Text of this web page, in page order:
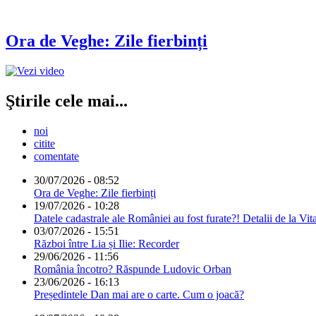
Ora de Veghe: Zile fierbinți
Ştirile cele mai...
noi
citite
comentate
30/07/2026 - 08:52
Ora de Veghe: Zile fierbinți
19/07/2026 - 10:28
Datele cadastrale ale României au fost furate?! Detalii de la
03/07/2026 - 15:51
Război între Lia și Ilie: Recorder
29/06/2026 - 11:56
România încotro? Răspunde Ludovic Orban
23/06/2026 - 16:13
Președintele Dan mai are o carte. Cum o joacă?